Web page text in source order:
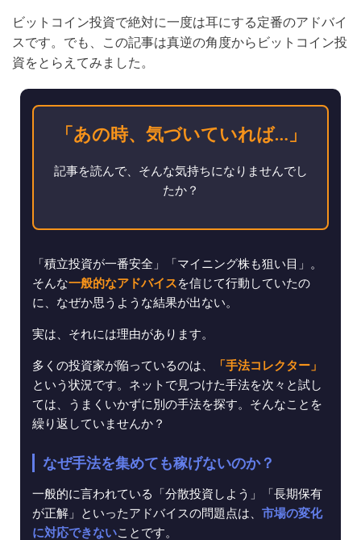
ビットコイン投資で絶対に一度は耳にする定番のアドバイ
スです。でも、この記事は真逆の角度からビットコイン投
資をとらえてみました。
「あの時、気づいていれば…」
記事を読んで、そんな気持ちになりませんでし
たか？
「積立投資が一番安全」「マイニング株も狙い目」。
そんな一般的なアドバイスを信じて行動していたの
に、なぜか思うような結果が出ない。
実は、それには理由があります。
多くの投資家が陥っているのは、
「手法コレクター」
という状況です。ネットで見つけた手法を次々と試し
ては、うまくいかずに別の手法を探す。そんなことを
繰り返していませんか？
なぜ手法を集めても稼げないのか？
一般的に言われている「分散投資しよう」「長期保有
が正解」といったアドバイスの問題点は、 市場の変化
に対応できないことです。